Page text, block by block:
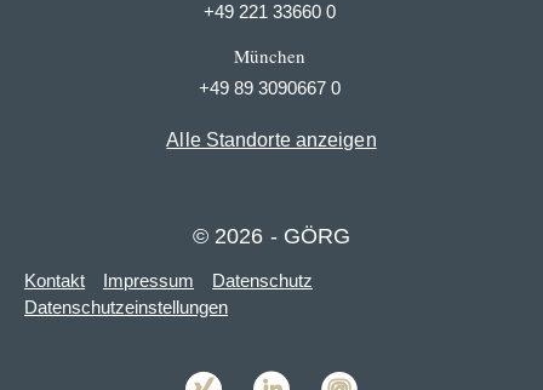
+49 221 33660 0
München
+49 89 3090667 0
Alle Standorte anzeigen
© 2026 - GÖRG
Kontakt Impressum
Datenschutz
Datenschutzeinstellungen